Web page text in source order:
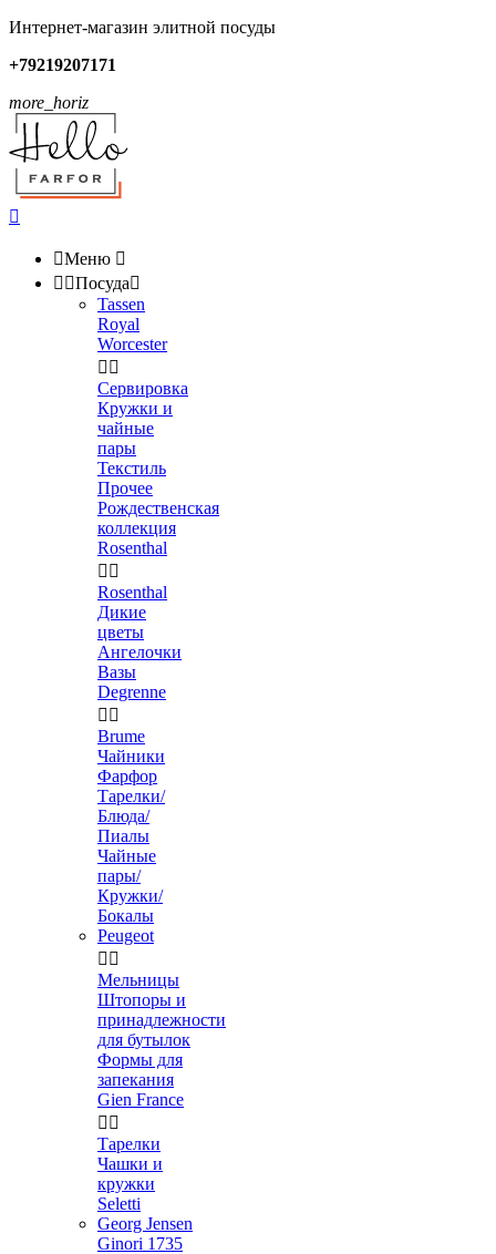
Интернет-магазин элитной посуды
+79219207171
more_horiz

Меню 
 Посуда
Tassen
Royal
Worcester
 
Сервировка
Кружки и
чайные
пары
Текстиль
Прочее
Рождественская
коллекция
Rosenthal
 
Rosenthal
Дикие
цветы
Ангелочки
Вазы
Degrenne
 
Brume
Чайники
Фарфор
Тарелки/
Блюда/
Пиалы
Чайные
пары/
Кружки/
Бокалы
Peugeot
 
Мельницы
Штопоры и
принадлежности
для бутылок
Формы для
запекания
Gien France
 
Тарелки
Чашки и
кружки
Seletti
Georg Jensen
Ginori 1735